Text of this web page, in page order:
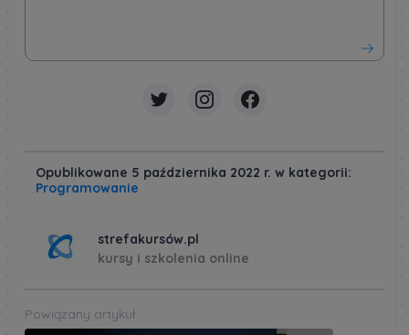
Opublikowane 5 października 2022 r. w kategorii:
Programowanie
strefakursów.pl
kursy i szkolenia online
Powiązany artykuł